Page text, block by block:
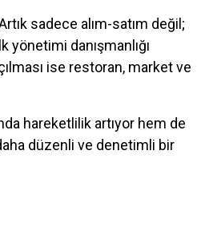
sadece alım-satım değil;
danışmanlığı
ise restoran, market ve
hareketlilik artıyor hem de
düzenli ve denetimli bir